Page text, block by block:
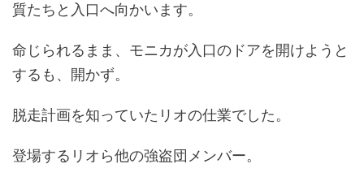
質たちと入口へ向かいます。
命じられるまま、モニカが入口のドアを開けようと
するも、開かず。
脱走計画を知っていたリオの仕業でした。
登場するリオら他の強盗団メンバー。